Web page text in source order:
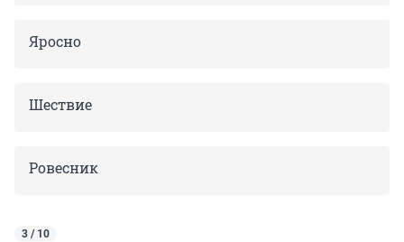
Яросно
Шествие
Ровесник
3 / 10